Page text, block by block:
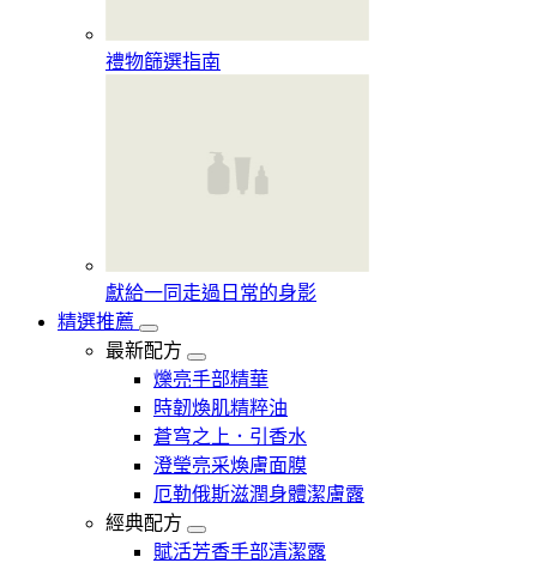
禮物篩選指南
獻給一同走過日常的身影
精選推薦
最新配方
爍亮手部精華
時韌煥肌精粹油
蒼穹之上．引香水
澄瑩亮采煥膚面膜
厄勒俄斯滋潤身體潔膚露
經典配方
賦活芳香手部清潔露